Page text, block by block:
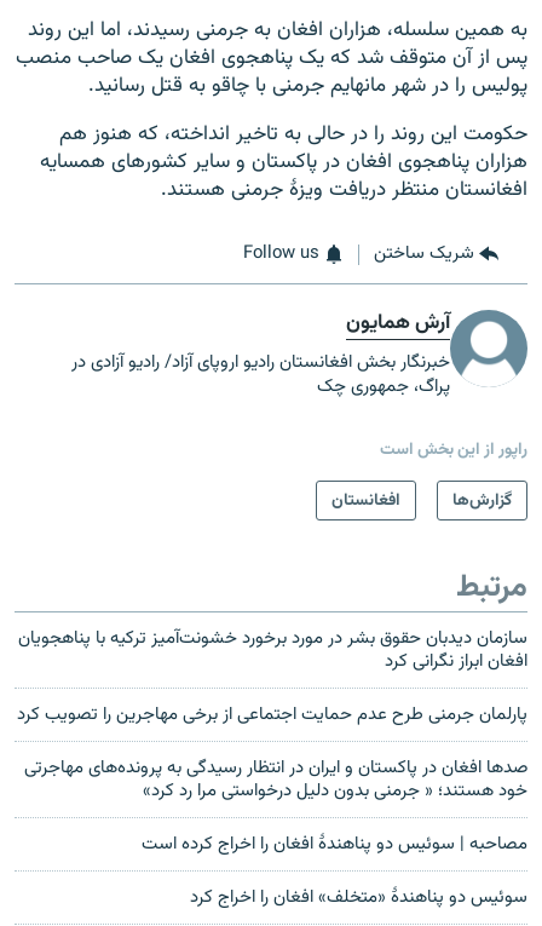
به همین سلسله، هزاران افغان به جرمنی رسیدند، اما این روند
پس از آن متوقف شد که یک پناهجوی افغان یک صاحب منصب
پولیس را در شهر مانهایم جرمنی با چاقو به قتل رسانید.
حکومت این روند را در حالی به تاخیر انداخته، که هنوز هم
هزاران پناهجوی افغان در پاکستان و سایر کشورهای همسایه
افغانستان منتظر دریافت ویزهٔ جرمنی هستند.
شریک ساختن Follow us
آرش همایون
خبرنگار بخش افغانستان رادیو اروپای آزاد/ رادیو آزادی در
پراگ، جمهوری چک
راپور از این بخش است
گزارش‌ها
افغانستان
مرتبط
سازمان دیدبان حقوق بشر در مورد برخورد خشونت‌آمیز ترکیه با پناهجویان
افغان ابراز نگرانی کرد
پارلمان جرمنی طرح عدم حمایت اجتماعی از برخی مهاجرین را تصویب کرد
صد‌ها افغان در پاکستان و ایران در انتظار رسیدگی به پرونده‌های مهاجرتی
خود هستند؛ « جرمنی بدون دلیل درخواستی مرا رد کرد»
مصاحبه | سوئیس دو پناهندۀ افغان را اخراج کرده است
سوئیس دو پناهندۀ «متخلف» افغان را اخراج کرد